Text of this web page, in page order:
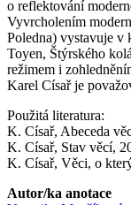
o reflektování
Vyvrcholením
Poledna) vystavuje v
Toyen, Štýrského
režimem i
Karel Císař je
Použitá literatura:
K. Císař, Abeceda
K. Císař, Stav věcí,
K. Císař, Věci, o
Autor/ka anotace